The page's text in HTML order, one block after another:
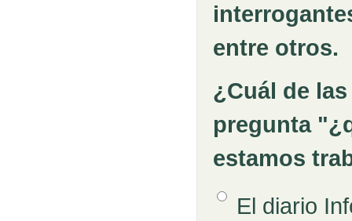
entre otros.
¿Cuál de
pregunta
estamos
Respuestas
Opción 1El diario